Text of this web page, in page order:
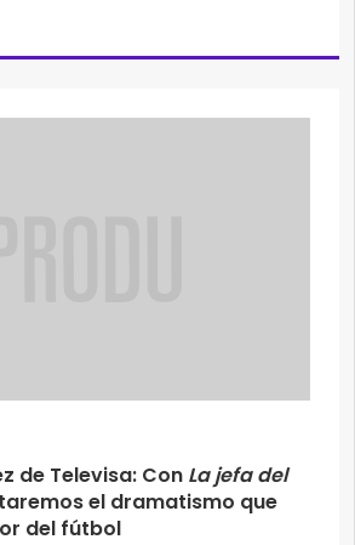
de Televisa: Con La jefa del
el dramatismo que
del fútbol